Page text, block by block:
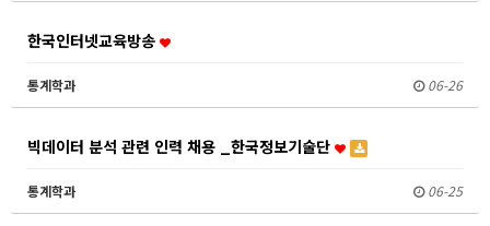
한국인터넷교육방송
통계학과 06-26
빅데이터 분석 관련 인력 채용 _한국정보기술단
통계학과 06-25